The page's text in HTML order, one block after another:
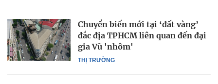
THỊ TRƯỜNG
Chuyển biến mới tại ‘đất vàng’
đắc địa TPHCM liên quan đến đại
gia Vũ 'nhôm'